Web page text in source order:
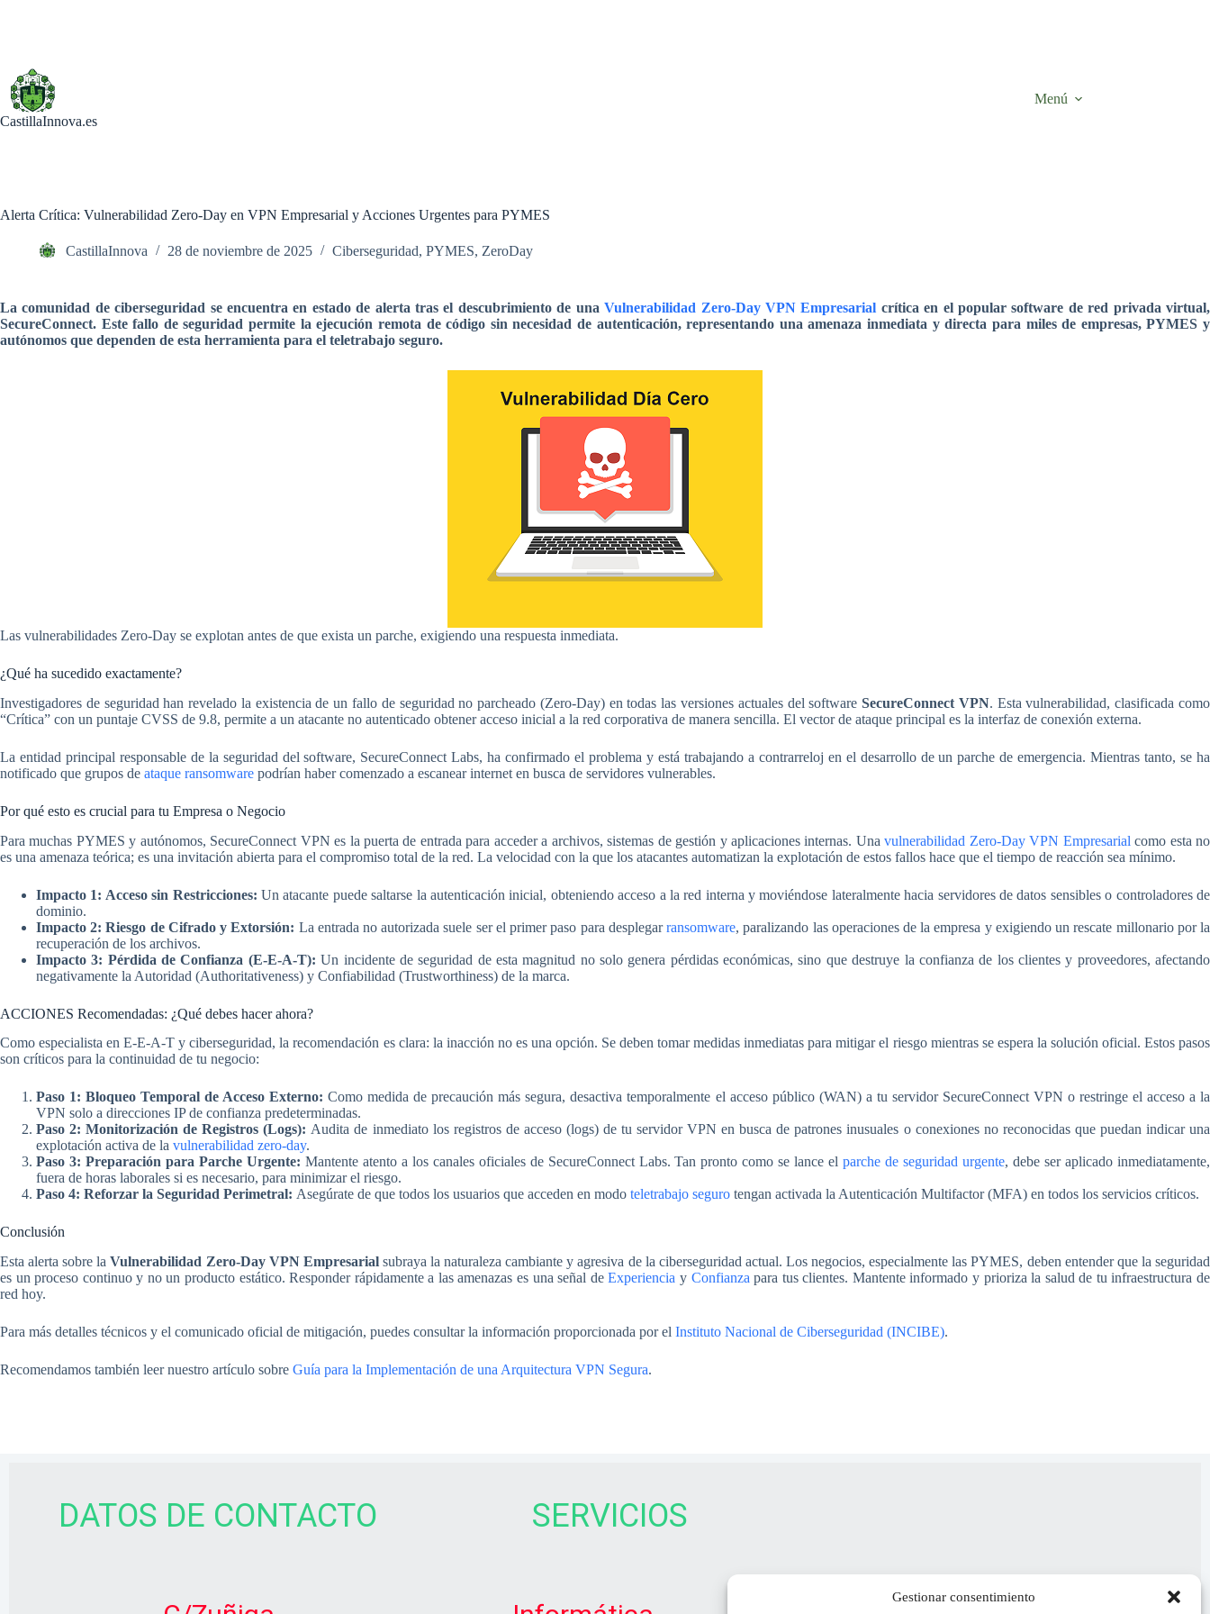
Gestionar consentimiento
CastillaInnova.es
Menú
Alerta Crítica: Vulnerabilidad Zero-Day en VPN Empresarial y Acciones Urgentes para PYMES
CastillaInnova 28 de noviembre de 2025 Ciberseguridad, PYMES, ZeroDay
La comunidad de ciberseguridad se encuentra en estado de alerta tras el descubrimiento de unaVulnerabilidad Zero-Day VPN Empresarial crítica en el popular software de red privada virtual,
SecureConnect. Este fallo de seguridad permite la ejecución remota de código sin necesidad de autenticación, representando una amenaza inmediata y directa para miles de empresas, PYMES y
autónomos que dependen de esta herramienta para el teletrabajo seguro.
Las vulnerabilidades Zero-Day se explotan antes de que exista un parche, exigiendo una respuesta inmediata.
¿Qué ha sucedido exactamente?
Investigadores de seguridad han revelado la existencia de un fallo de seguridad no parcheado (Zero-Day) en todas las versiones actuales del softwareSecureConnect VPN. Esta vulnerabilidad, clasificada como
“Crítica” con un puntaje CVSS de 9.8, permite a un atacante no autenticado obtener acceso inicial a la red corporativa de manera sencilla. El vector de ataque principal es la interfaz de conexión externa.
La entidad principal responsable de la seguridad del software, SecureConnect Labs, ha confirmado el problema y está trabajando a contrarreloj en el desarrollo de un parche de emergencia. Mientras tanto, se ha
notificado que grupos de ataque ransomware podrían haber comenzado a escanear internet en busca de servidores vulnerables.
Por qué esto es crucial para tu Empresa o Negocio
Para muchas PYMES y autónomos, SecureConnect VPN es la puerta de entrada para acceder a archivos, sistemas de gestión y aplicaciones internas. Unavulnerabilidad Zero-Day VPN Empresarial como esta no
es una amenaza teórica; es una invitación abierta para el compromiso total de la red. La velocidad con la que los atacantes automatizan la explotación de estos fallos hace que el tiempo de reacción sea mínimo.
Impacto 1: Acceso sin Restricciones: Un atacante puede saltarse la autenticación inicial, obteniendo acceso a la red interna y moviéndose lateralmente hacia servidores de datos sensibles o controladores de
dominio.
Impacto 2: Riesgo de Cifrado y Extorsión: La entrada no autorizada suele ser el primer paso para desplegarransomware, paralizando las operaciones de la empresa y exigiendo un rescate millonario por la
recuperación de los archivos.
Impacto 3: Pérdida de Confianza (E-E-A-T): Un incidente de seguridad de esta magnitud no solo genera pérdidas económicas, sino que destruye la confianza de los clientes y proveedores, afectando
negativamente la Autoridad (Authoritativeness) y Confiabilidad (Trustworthiness) de la marca.
ACCIONES Recomendadas: ¿Qué debes hacer ahora?
Como especialista en E-E-A-T y ciberseguridad, la recomendación es clara: la inacción no es una opción. Se deben tomar medidas inmediatas para mitigar el riesgo mientras se espera la solución oficial. Estos pasos
son críticos para la continuidad de tu negocio:
Paso 1: Bloqueo Temporal de Acceso Externo: Como medida de precaución más segura, desactiva temporalmente el acceso público (WAN) a tu servidor SecureConnect VPN o restringe el acceso a la
VPN solo a direcciones IP de confianza predeterminadas.
Paso 2: Monitorización de Registros (Logs): Audita de inmediato los registros de acceso (logs) de tu servidor VPN en busca de patrones inusuales o conexiones no reconocidas que puedan indicar una
explotación activa de la vulnerabilidad zero-day.
Paso 3: Preparación para Parche Urgente: Mantente atento a los canales oficiales de SecureConnect Labs. Tan pronto como se lance elparche de seguridad urgente, debe ser aplicado inmediatamente,
fuera de horas laborales si es necesario, para minimizar el riesgo.
Paso 4: Reforzar la Seguridad Perimetral: Asegúrate de que todos los usuarios que acceden en modo teletrabajo seguro tengan activada la Autenticación Multifactor (MFA) en todos los servicios críticos.
Conclusión
Esta alerta sobre laVulnerabilidad Zero-Day VPN Empresarialsubraya la naturaleza cambiante y agresiva de la ciberseguridad actual. Los negocios, especialmente las PYMES, deben entender que la seguridad
es un proceso continuo y no un producto estático. Responder rápidamente a las amenazas es una señal deExperiencia y Confianza para tus clientes. Mantente informado y prioriza la salud de tu infraestructura de
red hoy.
Para más detalles técnicos y el comunicado oficial de mitigación, puedes consultar la información proporcionada por el Instituto Nacional de Ciberseguridad (INCIBE).
Recomendamos también leer nuestro artículo sobre Guía para la Implementación de una Arquitectura VPN Segura.
DATOS DE CONTACTO SERVICIOS